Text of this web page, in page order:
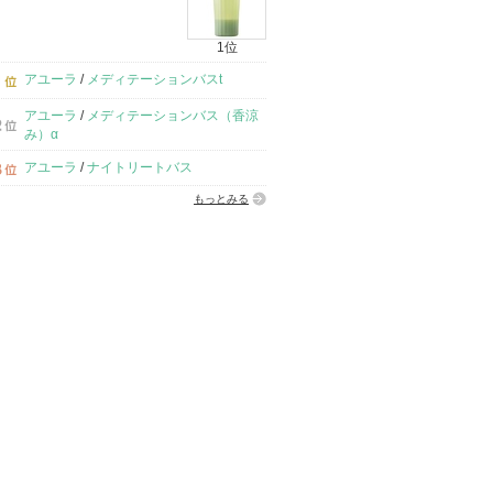
1位
アユーラ / メディテーションバスt
アユーラ / メディテーションバス（香涼
み）α
アユーラ /ナイトリートバス
もっとみる